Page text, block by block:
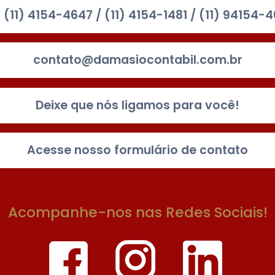
(11) 4154-4647 / (11) 4154-1481 / (11) 94154-
contato@damasiocontabil.com.br
Deixe que nós ligamos para você!
Acesse nosso formulário de contato
Acompanhe-nos nas Redes Sociais!